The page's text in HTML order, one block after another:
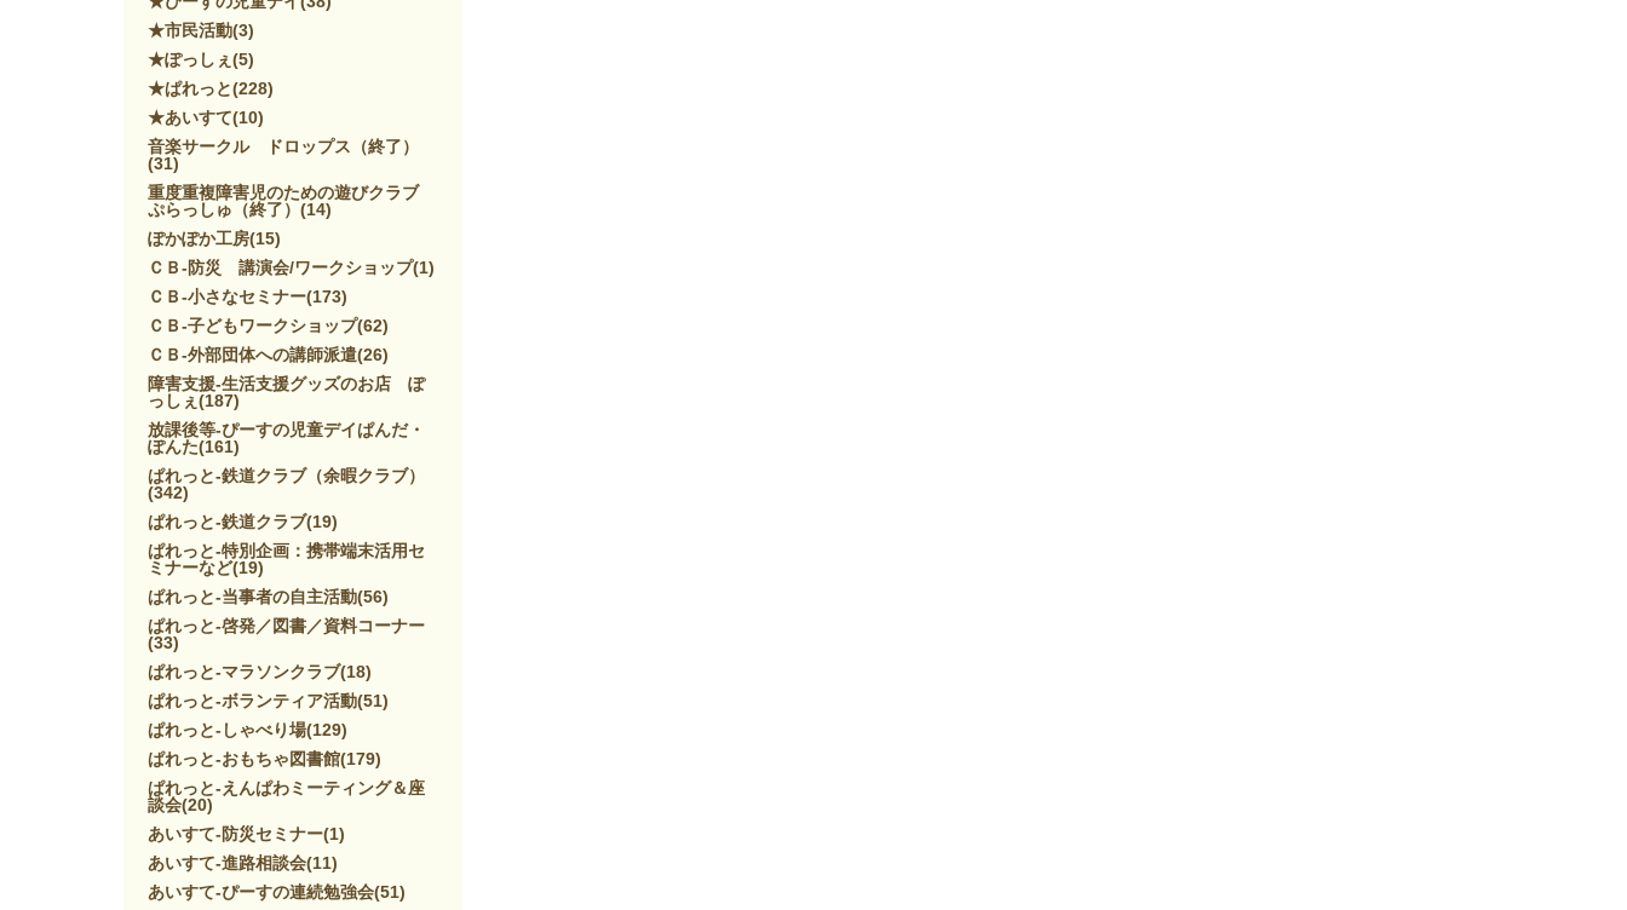
★市民活動(3)
★ぽっしぇ (5)
★ぱれっと(228)
★あいすて(10)
音楽サークル ドロップス（終了）
(31)
重度重複障害児のための遊びクラブ
ぷらっしゅ（終了） (14)
ぽかぽか工房(15)
ＣＢ-防災 講演会/ワークショップ(1)
ＣＢ-小さなセミナー(173)
ＣＢ-子どもワークショップ(62)
ＣＢ-外部団体への講師派遣(26)
障害支援-生活支援グッズのお店 ぽ
っしぇ (187)
放課後等-ぴーすの児童デイぱんだ・
ぽんた(161)
ぱれっと-鉄道クラブ（余暇クラブ）
(342)
ぱれっと-鉄道クラブ(19)
ぱれっと-特別企画：携帯端末活用セ
ミナーなど(19)
ぱれっと-当事者の自主活動(56)
ぱれっと-啓発／図書／資料コーナー
(33)
ぱれっと-マラソンクラブ(18)
ぱれっと-ボランティア活動(51)
ぱれっと-しゃべり場(129)
ぱれっと-おもちゃ図書館(179)
ぱれっと-えんぱわミーティング＆座
談会(20)
あいすて-防災セミナー(1)
あいすて-進路相談会(11)
あいすて-ぴーすの連続勉強会(51)